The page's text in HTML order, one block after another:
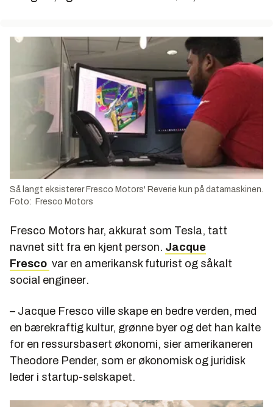
Så langt eksisterer Fresco Motors' Reverie kun på datamaskinen.
Foto: Fresco Motors
Fresco Motors har, akkurat som Tesla, tatt
navnet sitt fra en kjent person. Jacque
Fresco var en amerikansk futurist og såkalt
social engineer.
– Jacque Fresco ville skape en bedre verden, med
en bærekraftig kultur, grønne byer og det han kalte
for en ressursbasert økonomi, sier amerikaneren
Theodore Pender, som er økonomisk og juridisk
leder i startup-selskapet.